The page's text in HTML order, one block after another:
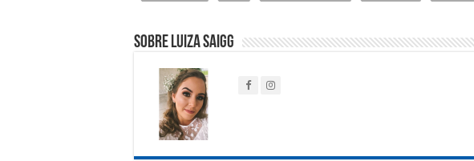
Sobre Luiza Saigg